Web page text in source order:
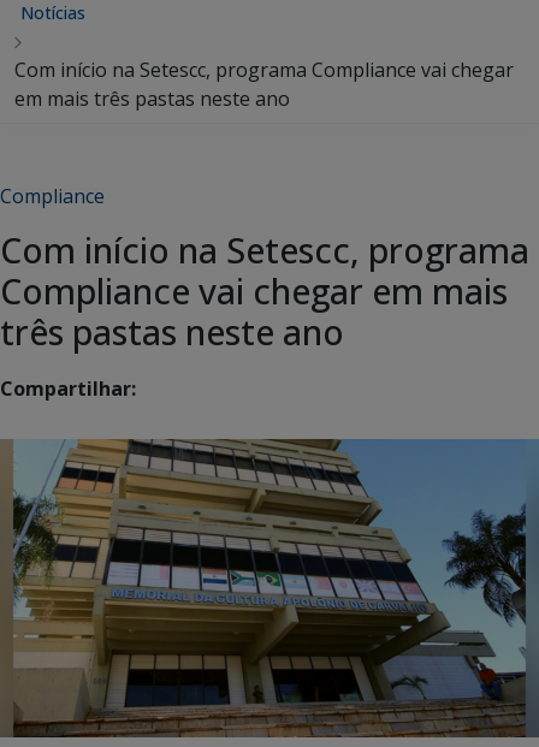
Notícias
Com início na Setescc, programa Compliance vai chegar
em mais três pastas neste ano
Compliance
Com início na Setescc, programa
Compliance vai chegar em mais
três pastas neste ano
Compartilhar: